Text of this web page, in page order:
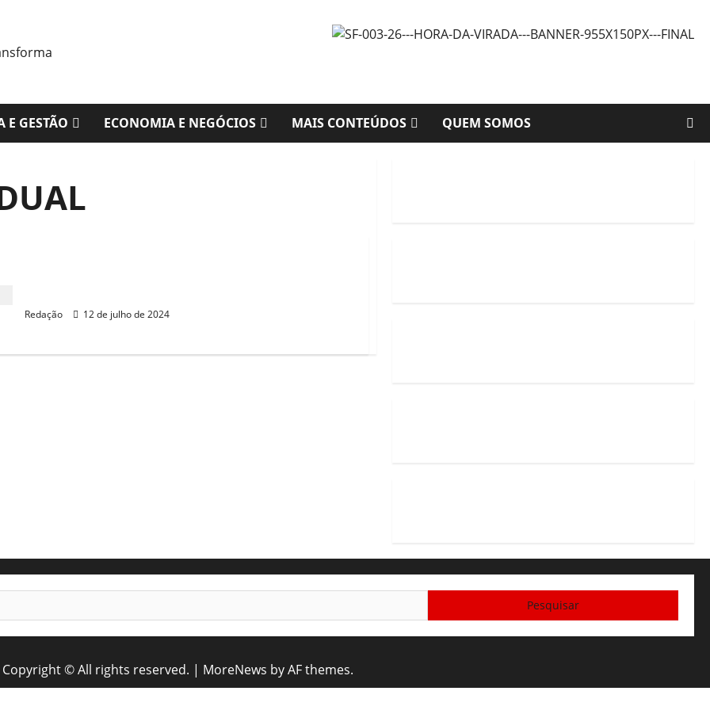
E GESTÃO ECONOMIA E NEGÓCIOS MAIS CONTEÚDOS QUEM SOMOS
Redação 12 de julho de 2024
Copyright © All rights reserved. | MoreNews by AF themes.